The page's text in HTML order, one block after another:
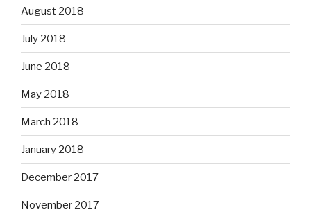
August 2018
July 2018
June 2018
May 2018
March 2018
January 2018
December 2017
November 2017